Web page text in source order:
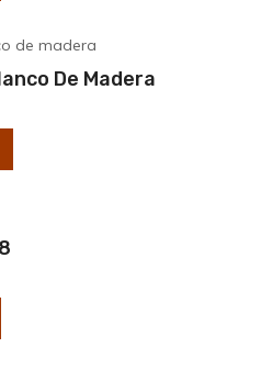
De Madera